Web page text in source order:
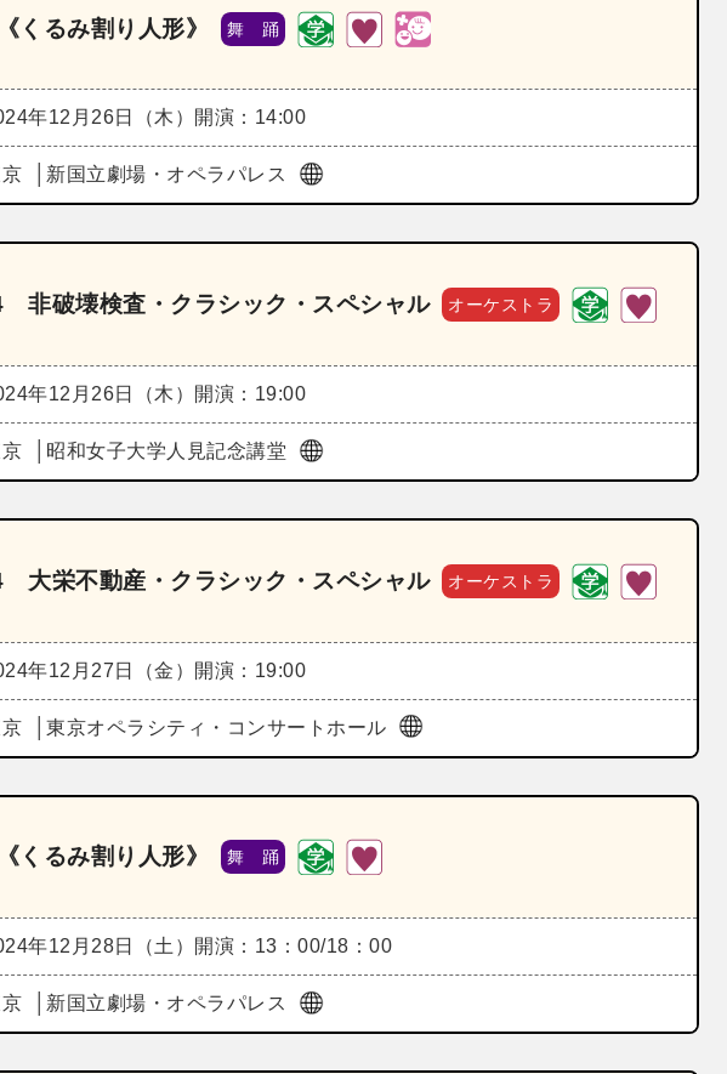
くるみ割り人形》 舞 踊
年12月26日（木） 開演：14:00
新国立劇場・オペラパレス
非破壊検査・クラシック・スペシャル オーケストラ
年12月26日（木） 開演：19:00
昭和女子大学人見記念講堂
大栄不動産・クラシック・スペシャル オーケストラ
年12月27日（金） 開演：19:00
東京オペラシティ・コンサートホール
くるみ割り人形》 舞 踊
年12月28日（土） 開演：13：00/18：00
新国立劇場・オペラパレス